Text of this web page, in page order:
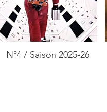
N°4 / Saison 2025-26